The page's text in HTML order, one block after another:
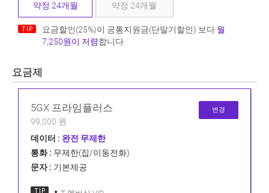
약정 24개월
약정 24개월
요금할인(25%)이 공통지원금(단말기할인) 보다 월
7,250원이 저렴합니다.
요금제
5GX 프라임플러스
99,000 원
변경
데이터 : 완전 무제한
통화 : 무제한(집/이동전화)
문자 : 기본제공